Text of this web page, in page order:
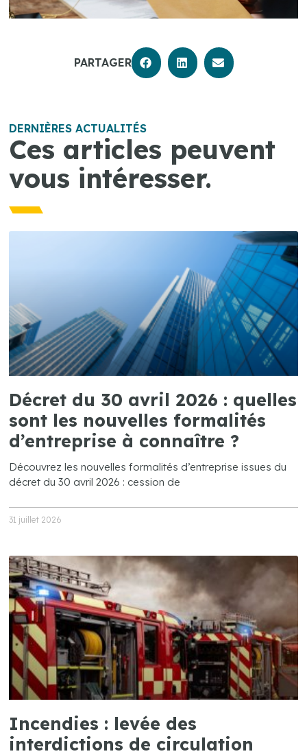
PARTAGER
DERNIÈRES ACTUALITÉS
Ces articles peuvent
vous intéresser.
Décret du 30 avril 2026 : quelles
sont les nouvelles formalités
d’entreprise à connaître ?
Découvrez les nouvelles formalités d’entreprise issues du
décret du 30 avril 2026 : cession de
31 juillet 2026
Incendies : levée des
interdictions de circulation